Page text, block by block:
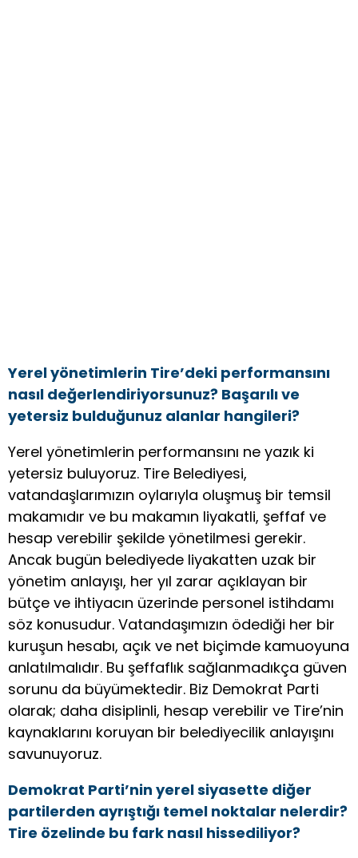
Yerel yönetimlerin Tire’deki performansını
nasıl değerlendiriyorsunuz? Başarılı ve
yetersiz bulduğunuz alanlar hangileri?
Yerel yönetimlerin performansını ne yazık ki
yetersiz buluyoruz. Tire Belediyesi,
vatandaşlarımızın oylarıyla oluşmuş bir temsil
makamıdır ve bu makamın liyakatli, şeffaf ve
hesap verebilir şekilde yönetilmesi gerekir.
Ancak bugün belediyede liyakatten uzak bir
yönetim anlayışı, her yıl zarar açıklayan bir
bütçe ve ihtiyacın üzerinde personel istihdamı
söz konusudur. Vatandaşımızın ödediği her bir
kuruşun hesabı, açık ve net biçimde kamuoyuna
anlatılmalıdır. Bu şeffaflık sağlanmadıkça güven
sorunu da büyümektedir. Biz Demokrat Parti
olarak; daha disiplinli, hesap verebilir ve Tire’nin
kaynaklarını koruyan bir belediyecilik anlayışını
savunuyoruz.
Demokrat Parti’nin yerel siyasette diğer
partilerden ayrıştığı temel noktalar nelerdir?
Tire özelinde bu fark nasıl hissediliyor?